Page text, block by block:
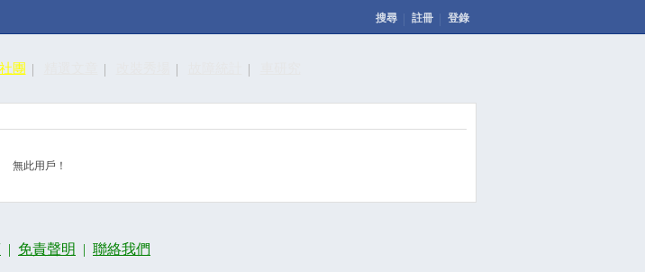
搜尋 註冊 登錄
團
無此用戶！
| 免責聲明 | 聯絡我們